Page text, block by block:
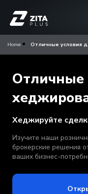
Home Отличные условия
Отличные
Хеджируйте
Изучите наши
брокерские решения
ваших бизнес-